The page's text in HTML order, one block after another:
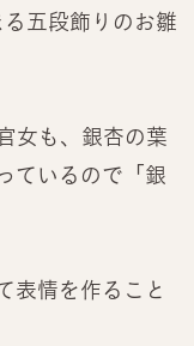
五段飾りのお雛
女も、銀杏の葉
ているので「銀
表情を作ること